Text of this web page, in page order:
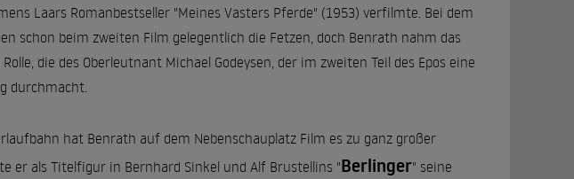
Laars Romanbestseller "Meines Vasters Pferde" (1953) verfilmte. Bei dem
schon beim zweiten Film gelegentlich die Fetzen, doch Benrath nahm das
die des Oberleutnant Michael Godeysen, der im zweiten Teil des Epos eine
durchmacht.
hat Benrath auf dem Nebenschauplatz Film es zu ganz großer
er als Titelfigur in Bernhard Sinkel und Alf Brustellins "Berlinger" seine